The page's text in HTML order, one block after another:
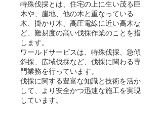
特殊伐採とは、住宅の上に生い茂る巨
木や、崖地、他の木と重なっている
木、掛かり木、高圧電線に近い高木な
ど、難易度の高い伐採作業のことを指
します。
ワールドサービスは、特殊伐採、急傾
斜採、広域伐採など、 伐採に関わる専
門業務を行っています。
伐採に関する豊富な知識と技術を活か
して、 より安全かつ迅速な施工を実現
しています。